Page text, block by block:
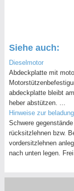
Siehe auch:
Dieselmotor
Abdeckplatte mit
abdeckplatte bleibt
heber abstützen. ...
Hinweise zur
Schwere
rücksitzlehnen bzw.
vordersitzlehnen
nach unten legen. Frei